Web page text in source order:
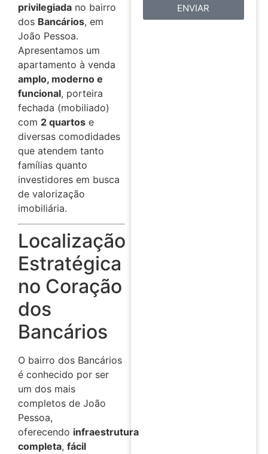
privilegiada no bairro
dos Bancários, em
João Pessoa.
Apresentamos um
apartamento à venda
amplo, moderno e
funcional, porteira
fechada (mobiliado)
com 2 quartos e
diversas comodidades
que atendem tanto
famílias quanto
investidores em busca
de valorização
imobiliária.
Localização
Estratégica
no Coração
dos
Bancários
O bairro dos Bancários
é conhecido por ser
um dos mais
completos de João
Pessoa,
oferecendo infraestrutura
completa, fácil
ENVIAR